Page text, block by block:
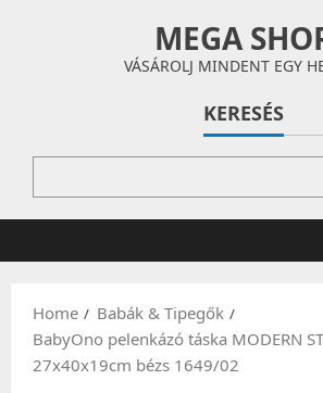
MEGA
VÁSÁROLJ MINDENT EGY
KERESÉS
Home
Babák & Tipegők
BabyOno pelenkázó táska MODERN
27x40x19cm bézs 1649/02